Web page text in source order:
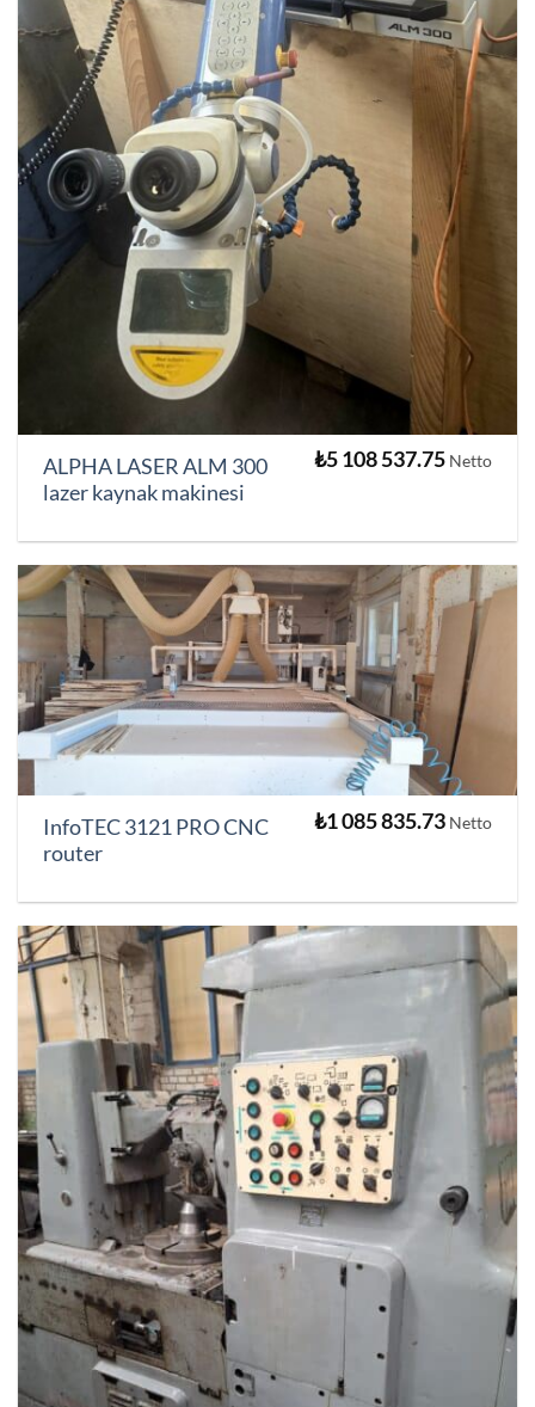
ALPHA LASER ALM 300
lazer kaynak makinesi
₺5 108 537.75 Netto
InfoTEC 3121 PRO CNC
router
₺1 085 835.73 Netto